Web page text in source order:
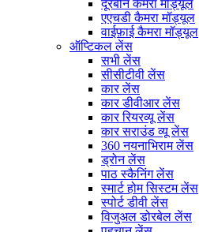
दूरबीन कैमरा मॉड्यूल
एएचडी कैमरा मॉड्यूल
वाईफ़ाई कैमरा मॉड्यूल
ऑप्टिकल लेंस
सभी लेंस
सीसीटीवी लेंस
कार लेंस
कार डीवीआर लेंस
कार रियरव्यू लेंस
कार सराउंड व्यू लेंस
360 नयनाभिराम लेंस
ड्रोन लेंस
पाठ स्कैनिंग लेंस
स्मार्ट होम सिस्टम लेंस
स्पोर्ट डीवी लेंस
विजुअल डोरबेल लेंस